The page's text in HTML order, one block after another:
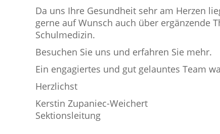
Da uns Ihre Gesundheit sehr am Herzen
gerne auf Wunsch auch über ergänzende
Schulmedizin.
Besuchen Sie uns und erfahren Sie mehr.
Ein engagiertes und gut gelauntes Team
Herzlichst
Kerstin Zupaniec-Weichert
Sektionsleitung